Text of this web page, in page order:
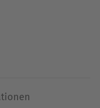
durch Frankreich,
Julie und
BOISSET, MIT
LITTÉRATURE